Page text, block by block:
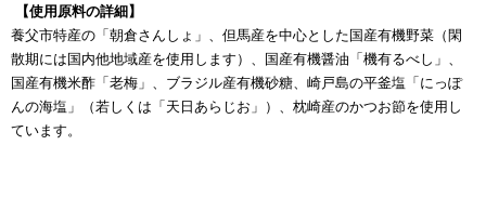
【使用原料の詳細】
養父市特産の「朝倉さんしょ」、但馬産を中心とした国産有機野菜（閑
散期には国内他地域産を使用します）、国産有機醤油「機有るべし」、
国産有機米酢「老梅」、ブラジル産有機砂糖、崎戸島の平釜塩「にっぽ
んの海塩」（若しくは「天日あらじお」）、枕崎産のかつお節を使用し
ています。